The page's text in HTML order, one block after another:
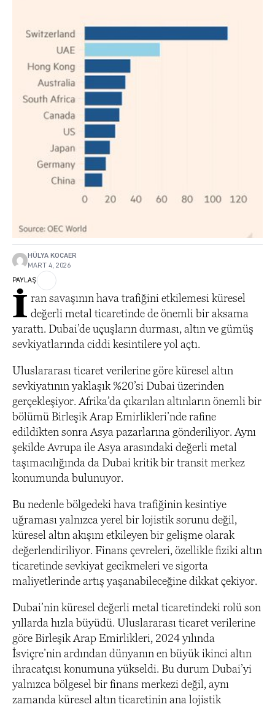
HÜLYA KOCAER
MART 4, 2026
PAYLAŞ
İ ran savaşının hava trafiğini etkilemesi küresel
değerli metal ticaretinde de önemli bir aksama
yarattı. Dubai’de uçuşların durması, altın ve gümüş
sevkiyatlarında ciddi kesintilere yol açtı.
Uluslararası ticaret verilerine göre küresel altın
sevkiyatının yaklaşık %20’si Dubai üzerinden
gerçekleşiyor. Afrika’da çıkarılan altınların önemli bir
bölümü Birleşik Arap Emirlikleri’nde rafine
edildikten sonra Asya pazarlarına gönderiliyor. Aynı
şekilde Avrupa ile Asya arasındaki değerli metal
taşımacılığında da Dubai kritik bir transit merkez
konumunda bulunuyor.
Bu nedenle bölgedeki hava trafiğinin kesintiye
uğraması yalnızca yerel bir lojistik sorunu değil,
küresel altın akışını etkileyen bir gelişme olarak
değerlendiriliyor. Finans çevreleri, özellikle fiziki altın
ticaretinde sevkiyat gecikmeleri ve sigorta
maliyetlerinde artış yaşanabileceğine dikkat çekiyor.
Dubai’nin küresel değerli metal ticaretindeki rolü son
yıllarda hızla büyüdü. Uluslararası ticaret verilerine
göre Birleşik Arap Emirlikleri, 2024 yılında
İsviçre’nin ardından dünyanın en büyük ikinci altın
ihracatçısı konumuna yükseldi. Bu durum Dubai’yi
yalnızca bölgesel bir finans merkezi değil, aynı
zamanda küresel altın ticaretinin ana lojistik